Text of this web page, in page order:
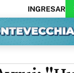
INGRESAR